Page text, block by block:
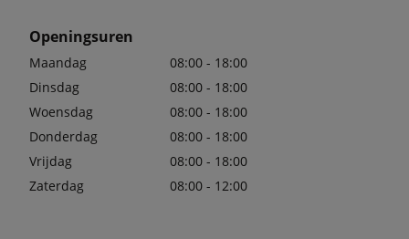
Openingsuren
Maandag
08:00 - 18:00
Dinsdag
08:00 - 18:00
Woensdag
08:00 - 18:00
Donderdag
08:00 - 18:00
Vrijdag
08:00 - 18:00
Zaterdag
08:00 - 12:00